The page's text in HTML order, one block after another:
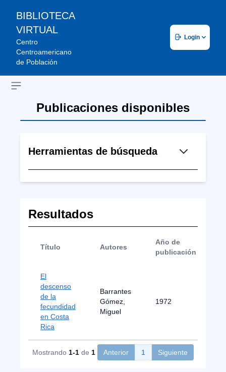
BIBLIOTECA
VIRTUAL
Centro
Centroamericano
de Población
Login
Open sidebar
Publicaciones disponibles
Herramientas de búsqueda
Resultados
Título Autores
Año de
publicación
El
descenso
de la
fecundidad
en Costa
Rica
Barrantes
Gómez,
Miguel
1972
Mostrando 1-1 de 1 Anterior 1 Siguiente